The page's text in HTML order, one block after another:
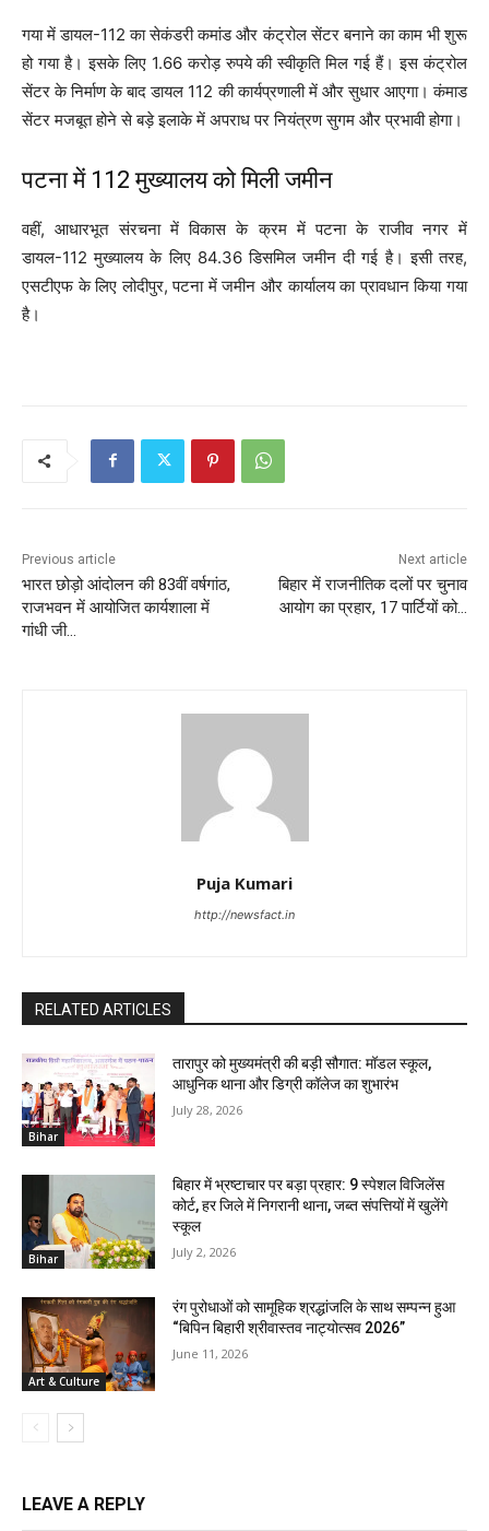
गया में डायल-112 का सेकंडरी कमांड और कंट्रोल सेंटर बनाने का काम भी शुरू
हो गया है। इसके लिए 1.66 करोड़ रुपये की स्‍वीकृति मिल गई हैं। इस कंट्रोल
सेंटर के निर्माण के बाद डायल 112 की कार्यप्रणाली में और सुधार आएगा। कंमाड
सेंटर मजबूत होने से बड़े इलाके में अपराध पर नियंत्रण सुगम और प्रभावी होगा।
पटना में 112 मुख्‍यालय को मिली जमीन
वहीं, आधारभूत संरचना में विकास के क्रम में पटना के राजीव नगर में
डायल-112 मुख्यालय के लिए 84.36 डिसमिल जमीन दी गई है। इसी तरह,
एसटीएफ के लिए लोदीपुर, पटना में जमीन और कार्यालय का प्रावधान किया गया
है।
Previous article
भारत छोड़ो आंदोलन की 83वीं वर्षगांठ,
राजभवन में आयोजित कार्यशाला में
गांधी जी…
Next article
बिहार में राजनीतिक दलों पर चुनाव
आयोग का प्रहार, 17 पार्टियों को…
Puja Kumari
http://newsfact.in
RELATED ARTICLES
Bihar
तारापुर को मुख्यमंत्री की बड़ी सौगात: मॉडल स्कूल,
आधुनिक थाना और डिग्री कॉलेज का शुभारंभ
July 28, 2026
Bihar
बिहार में भ्रष्टाचार पर बड़ा प्रहार: 9 स्पेशल विजिलेंस
कोर्ट, हर जिले में निगरानी थाना, जब्त संपत्तियों में खुलेंगे
स्कूल
July 2, 2026
Art & Culture
रंग पुरोधाओं को सामूहिक श्रद्धांजलि के साथ सम्पन्न हुआ
“बिपिन बिहारी श्रीवास्तव नाट्योत्सव 2026”
June 11, 2026
LEAVE A REPLY